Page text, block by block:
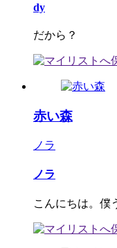
dy
だから？
赤い森
ノラ
ノラ
こんにちは。僕